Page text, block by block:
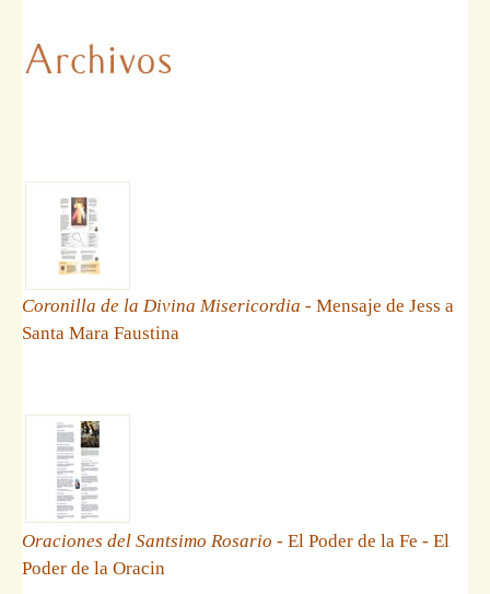
Coronilla de la Divina Misericordia - Mensaje de Jess a
Santa Mara Faustina
Oraciones del Santsimo Rosario - El Poder de la Fe - El
Poder de la Oracin